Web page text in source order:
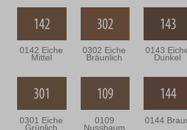
0142 Eiche
Mittel
0302 Eiche
Bräunlich
0143
Dunkel
0301 Eiche
Grünlich
0109
Nussbaum
0144